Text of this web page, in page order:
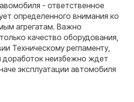
- ответственное
определенного внимания ко
агрегатам. Важно
качество оборудования,
Техническому регламенту,
доработок неизбежно ждет
эксплуатации автомобиля